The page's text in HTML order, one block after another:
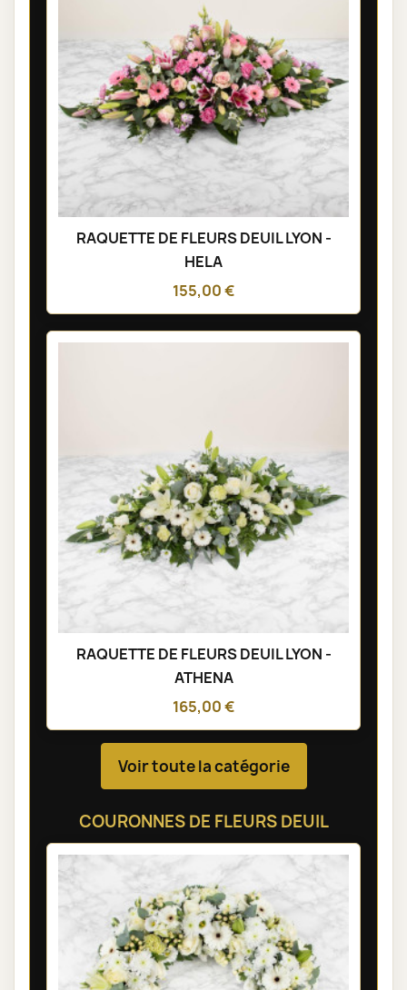
RAQUETTE DE FLEURS DEUIL LYON -
HELA
155,00 €
RAQUETTE DE FLEURS DEUIL LYON -
ATHENA
165,00 €
Voir toute la catégorie
COURONNES DE FLEURS DEUIL